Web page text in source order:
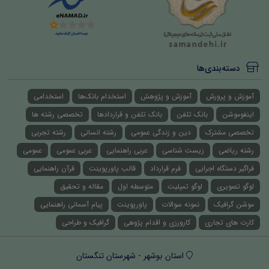
دسته‌بندی‌ها
آموزش و پرورش آموزش و پژوهش استخدام بانک‌ها
استخدامی
اینفوموشن
بانک تلفن بانک تلفن و قراردادها
تخصصی رشته ها
تخصصی مشترک
دین و زندگی عمومی رشته انسانی
رشته تجربی
رشته ریاضی
زیست شناسی عربی راهنمایی عربی عمومی
عمومی
فراگیر دستگاه اجرایی
فرم قرارداد قالب پاورپوینت
قرآن راهنمایی
لوگو تصویری
لوگو تمپلیت متوسطه اول
مقاله و تحقیق
موشن گرافیک
نمونه سوالات پاورپوینت
پیام آسمانی راهنمایی
کارت های تجاری
کارورزی و اقدام پژوهی گرافیک و طراحی
استان بوشهر - شهرستان تنگستان